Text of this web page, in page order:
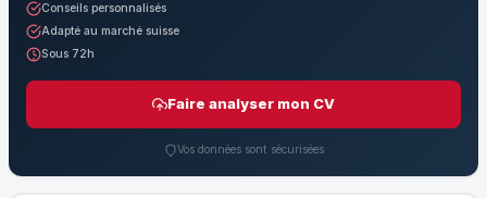
Conseils personnalisés
Adapté au marché suisse
Sous 72h
Faire analyser mon CV
Vos données sont sécurisées